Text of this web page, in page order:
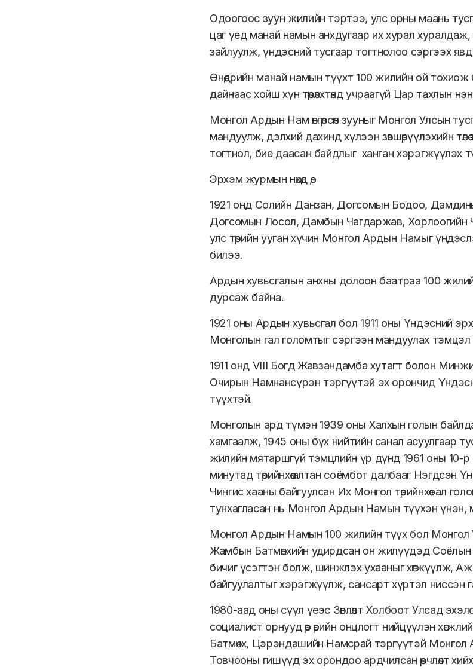
Одоогоос зуун жилийн тэртээ, улс орны маань
цаг үед манай намын анхдугаар их хурал хуралдаж,
зайлуулж, үндэсний тусгаар тогтнолоо сэргээх
Өнөөдрийн манай намын түүхт 100 жилийн ой
дайнаас хойш хүн төрөлхтөнд учраагүй Цар тахлын
Монгол Ардын Нам өнгөрсөн зууныг Монгол Улсын
мандуулж, дэлхий дахинд хүлээн зөвшөөрүүлэхийн
тогтнол, бие даасан байдлыг ханган хэрэгжүүлэх
Эрхэм журмын нөхөд өө,
1921 онд Солийн Данзан, Догсомын Бодоо,
Догсомын Лосол, Дамбын Чагдаржав, Хорлоогийн
улс төрийн ууган хүчин Монгол Ардын Намыг
билээ.
Ардын хувьсгалын анхны долоон баатраа 100
дурсаж байна.
1921 оны Ардын хувьсгал бол 1911 оны Үндэсний эрх
Монголын гал голомтыг сэргээн мандуулах
1911 онд VIII Богд Жавзандамба хутагт болон
Очирын Намнансүрэн тэргүүтэй эх орончид
түүхтэй.
Монголын ард түмэн 1939 оны Халхын голын
хамгаалж, 1945 оны бүх нийтийн санал асуулгаар
жилийн мятаршгүй тэмцлийн үр дүнд 1961 оны 10-р
минутад төрийнхөө алтан соёмбот далбааг
Чингис хааны байгуулсан Их Монгол төрийнхөө гал
тунхагласан нь Монгол Ардын Намын түүхэн үнэн,
Монгол Ардын Намын 100 жилийн түүх бол
Жамбын Батмөнхийн удирдсан он жилүүдэд
бичиг үсэгтэн болж, шинжлэх ухааныг хөгжүүлж, Аж
байгуулалтыг хэрэгжүүлж, сансарт хүртэл
1980-аад оны сүүл үеэс Зөвлөлт Холбоот Улсад
социалист орнууд өөр өөрийн онцлогт нийцүүлэн
Батмөнх, Цэрэндашийн Намсрай тэргүүтэй Монгол
Товчооны гишүүд эх орондоо ардчилсан өөрчлөлт